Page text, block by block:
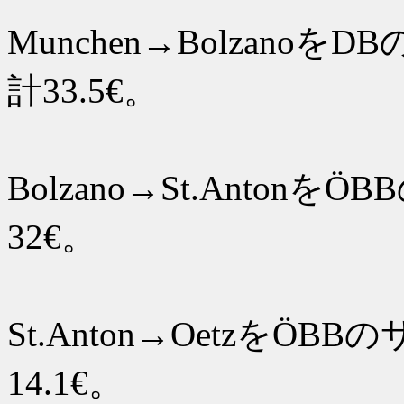
Munchen→BolzanoをDB
計33.5€。
Bolzano→St.Antonを
32€。
St.Anton→OetzをÖBBの
14.1€。